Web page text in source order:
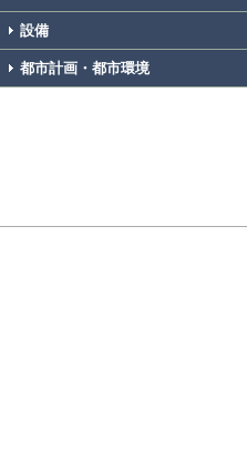
設備
都市計画・都市環境